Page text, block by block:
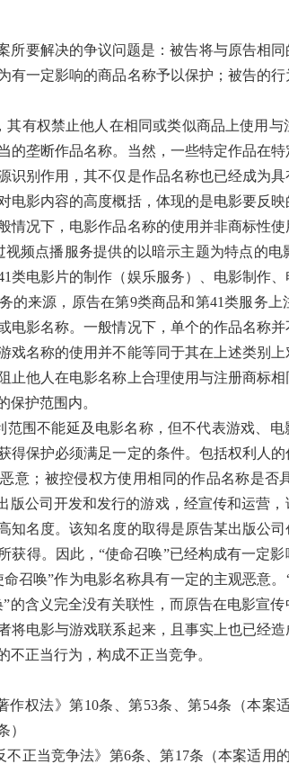
所要解决的争议问题是：被告将与原告相
有一定影响的商品名称予以保护；被告的
其有权禁止他人在相同或类似商品上使用
的垄断作品名称。当然，一些特定作品在
识别作用，其不仅是作品名称也已经成为
电影内容的高度概括，体现的是电影要反
情况下，电影作品名称的使用并非商标性
频点播服务提供的以暗示主题为特点的
类电影片的制作（娱乐服务）、电影制作
的来源，原告在第9类商品和第41类服务
电影名称。一般情况下，单个的作品名称
戏名称的使用并不能等同于其在上述类别
止他人在电影名称上合理使用与注册商标
保护范围内。
范围不能延及电影名称，但不代表游戏、
得保护必须满足一定的条件。包括权利人
意；被控侵权方使用相同的作品名称是
版公司开发和发行的游戏，经宣传和运营
知名度。该知名度的取得是原告某出版公
获得。因此，“使命召唤”已经构成有一定
召唤”作为电影名称具有一定的主观恶意
的含义完全没有关联性，而原告在电影宣
将电影与游戏联系起来，且事实上也已经
不正当行为，构成不正当竞争。
作权法》第10条、第53条、第54条（本
）
不正当竞争法》第6条、第17条（本案适用